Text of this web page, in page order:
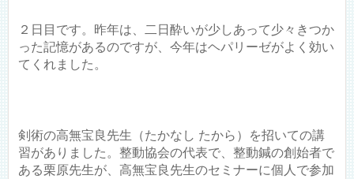
２日目です。昨年は、二日酔いが少しあって少々きつか
った記憶があるのですが、今年はヘパリーゼがよく効い
てくれました。
剣術の高無宝良先生（たかなし たから）を招いての講
習がありました。整動協会の代表で、整動鍼の創始者で
ある栗原先生が、高無宝良先生のセミナーに個人で参加